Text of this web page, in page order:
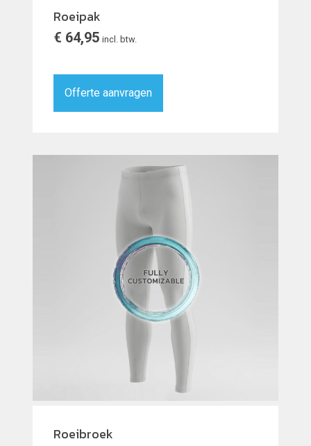
Roeipak
€ 64,95 incl. btw.
Offerte aanvragen
Roeibroek